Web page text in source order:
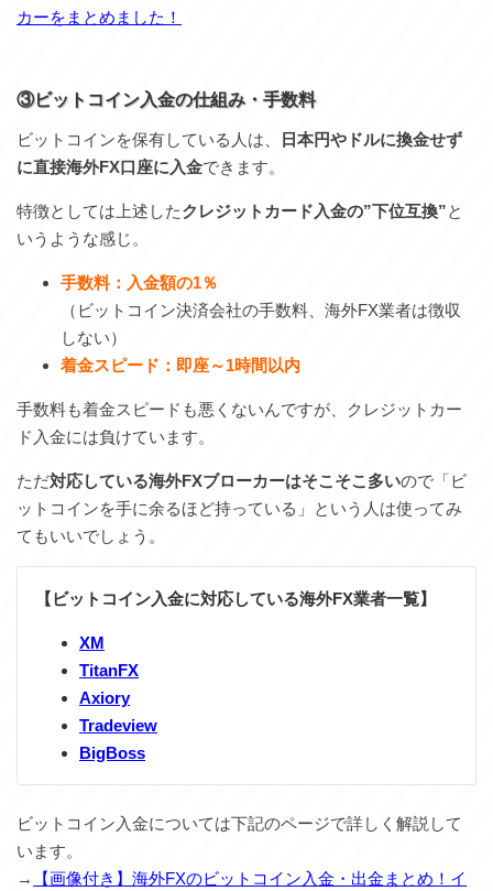
カーをまとめました！
③ビットコイン入金の仕組み・手数料
ビットコインを保有している人は、
日本円やドルに換金せず
に直接海外FX口座に入金できます。
特徴としては上述したクレジットカード入金の”下位互換”と
いうような感じ。
手数料：入金額の1％
（ビットコイン決済会社の手数料、海外FX業者は徴収
しない）
着金スピード：即座～1時間以内
手数料も着金スピードも悪くないんですが、クレジットカー
ド入金には負けています。
ただ対応している海外FXブローカーはそこそこ多いので「ビ
ットコインを手に余るほど持っている」という人は使ってみ
てもいいでしょう。
【ビットコイン入金に対応している海外FX業者一覧】
XM
TitanFX
Axiory
Tradeview
BigBoss
ビットコイン入金については下記のページで詳しく解説して
います。
→
【画像付き】海外FXのビットコイン入金・出金まとめ！イ